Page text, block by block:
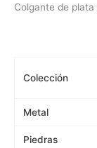
Colgante de
Colección
Metal
Piedras